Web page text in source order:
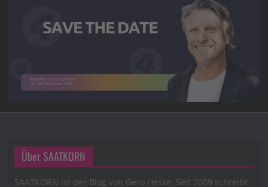
Über SAATKORN
SAATKORN ist der Blog von Gero Hesse. Seit 2009 schreibt